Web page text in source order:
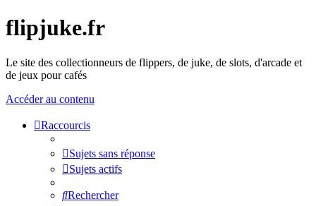
flipjuke.fr
Le site des collectionneurs de flippers, de juke, de slots, d'arcade et
de jeux pour cafés
Accéder au contenu
Raccourcis
Sujets sans réponse
Sujets actifs
Rechercher